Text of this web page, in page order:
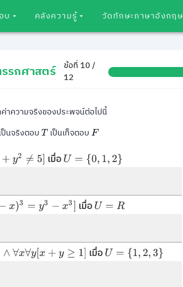
บ คลังความรู้ วัดทักษะภาษาอังกฤษ
รกศาสตร์
ข้อที่ 10 /
12
าความจริงของประพจน์ต่อไปนี้
ป็นจริงตอบT เป็นเท็จตอบF
y2 ≠5 เมื่อU= {0 1,2 }
)3=y3 −x3] เมื่อU= R
y[x+y≥1] เมื่อU= {1 2,3 }